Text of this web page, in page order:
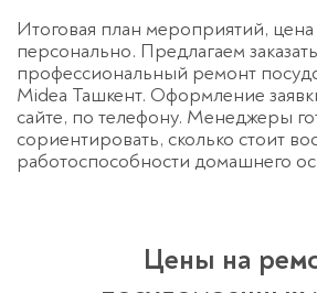
Итоговая план мероприятий,
персонально. Предлагаем заказать
профессиональный ремонт
Midea Ташкент. Оформление
сайте, по телефону. Менеджеры
сориентировать, сколько стоит
работоспособности домашнего
Цены на